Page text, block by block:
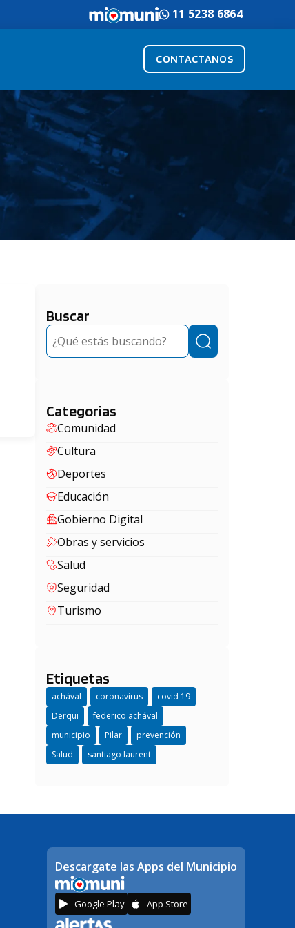
11 5238 6864
CONTACTANOS
Buscar
Buscar
Categorias
Comunidad
Cultura
Deportes
Educación
Gobierno Digital
Obras y servicios
Salud
Seguridad
Turismo
Etiquetas
achával coronavirus
covid 19
Derqui
federico achával
municipio
Pilar
prevención
Salud
santiago laurent
Descargate las Apps del Municipio
Google Play App Store